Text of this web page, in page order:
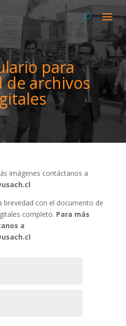
para
de archivos
imágenes contáctanos a
brevedad con el documento de
completo. Para más
a